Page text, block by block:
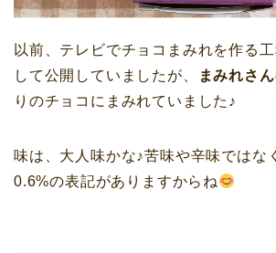
以前、テレビでチョコまみれを作る
して公開していましたが、
まみれさ
りのチョコにまみれていました♪
味は、大人味かな♪苦味や辛味ではな
0.6%の表記がありますからね